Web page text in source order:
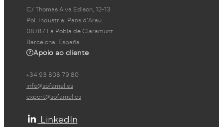
C/ Thomas Alva Edison, 12-13
Pol. Industrial Pans d'Arau
08787 La Pobla de Claramunt
Barcelona, España
Apoio ao cliente
+34 93 808 79 80
info@sofamel.es
export@sofamel.es
LinkedIn